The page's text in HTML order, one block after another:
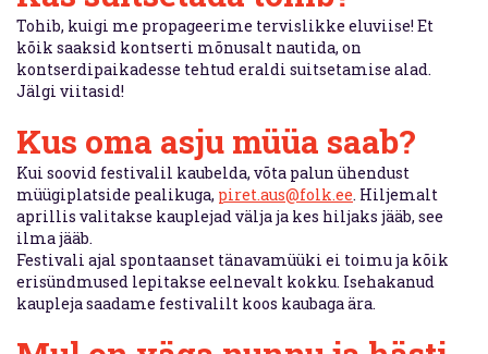
Tohib, kuigi me propageerime tervislikke eluviise! Et
kõik saaksid kontserti mõnusalt nautida, on
kontserdipaikadesse tehtud eraldi suitsetamise alad.
Jälgi viitasid!
Kus oma asju müüa saab?
Kui soovid festivalil kaubelda, võta palun ühendust
müügiplatside pealikuga, piret.aus@folk.ee. Hiljemalt
aprillis valitakse kauplejad välja ja kes hiljaks jääb, see
ilma jääb.
Festivali ajal spontaanset tänavamüüki ei toimu ja kõik
erisündmused lepitakse eelnevalt kokku. Isehakanud
kaupleja saadame festivalilt koos kaubaga ära.